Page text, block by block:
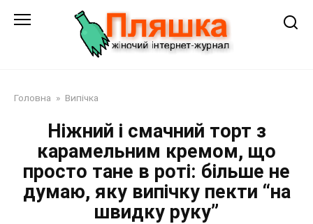
Головна » Випічка
Ніжний і смачний торт з
карамельним кремом, що
просто тане в роті: більше не
думаю, яку випічку пекти “на
швидку руку”